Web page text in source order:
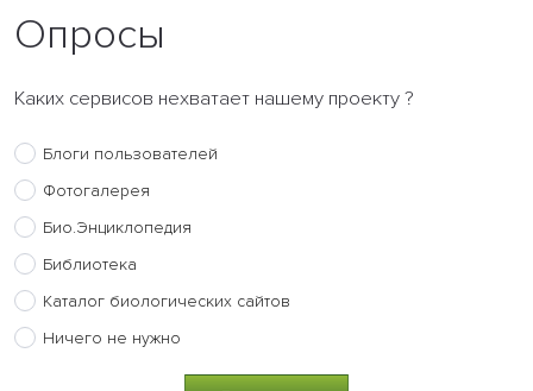
Опросы
Каких сервисов нехватает нашему проекту ?
Блоги пользователей
Фотогалерея
Био.Энциклопедия
Библиотека
Каталог биологических сайтов
Ничего не нужно